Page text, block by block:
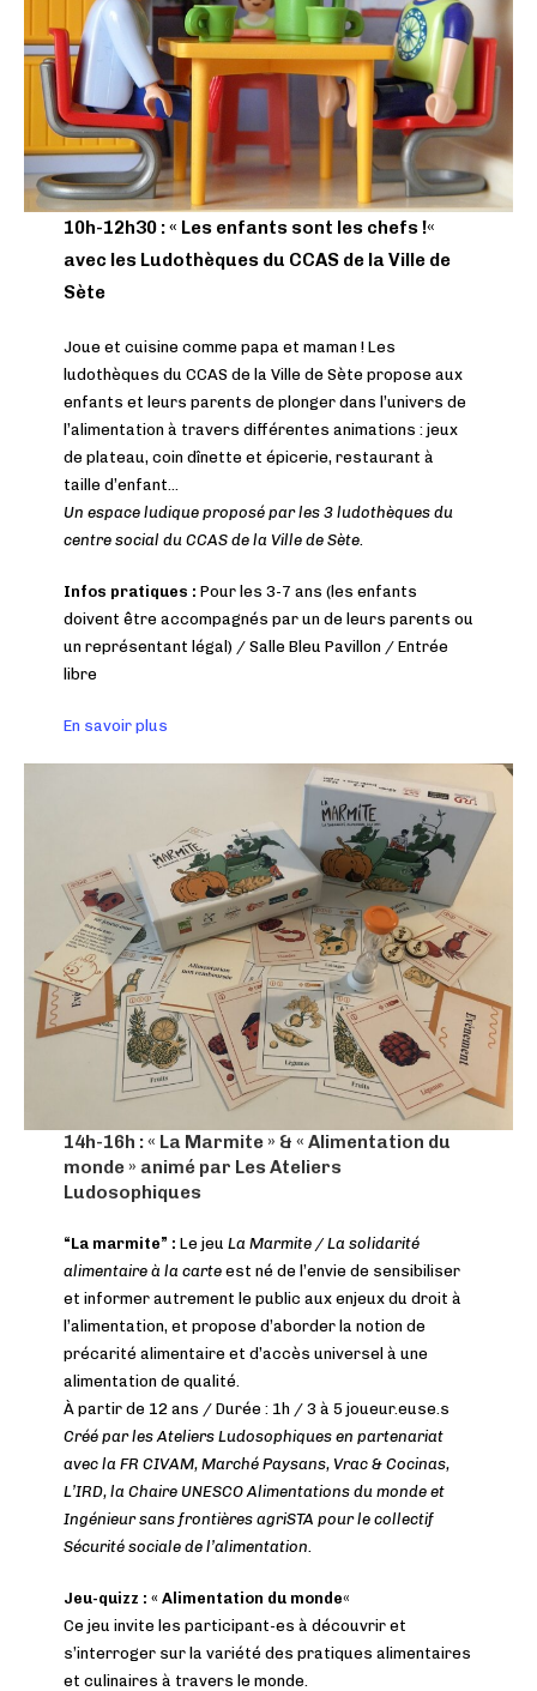
10h-12h30 :« Les enfants sont les chefs !«
avec les Ludothèques du CCAS de la Ville de
Sète
Joue et cuisine comme papa et maman ! Les
ludothèques du CCAS de la Ville de Sète propose aux
enfants et leurs parents de plonger dans l’univers de
l’alimentation à travers différentes animations : jeux
de plateau, coin dînette et épicerie, restaurant à
taille d’enfant…
Un espace ludique proposé par les 3 ludothèques du
centre social du CCAS de la Ville de Sète.
Infos pratiques : Pour les 3-7 ans (les enfants
doivent être accompagnés par un de leurs parents ou
un représentant légal) / Salle Bleu Pavillon / Entrée
libre
En savoir plus
14h-16h : « La Marmite » & « Alimentation du
monde » animé par Les Ateliers
Ludosophiques
“La marmite” : Le jeu La Marmite / La solidarité
alimentaire à la carteest né de l’envie de sensibiliser
et informer autrement le public aux enjeux du droit à
l’alimentation, et propose d’aborder la notion de
précarité alimentaire et d’accès universel à une
alimentation de qualité.
À partir de 12 ans / Durée : 1h / 3 à 5 joueur.euse.s
Créé par les Ateliers Ludosophiques en partenariat
avec la FR CIVAM, Marché Paysans, Vrac & Cocinas,
L’IRD, la Chaire UNESCO Alimentations du monde et
Ingénieur sans frontières agriSTA pour le collectif
Sécurité sociale de l’alimentation.
Jeu-quizz : « Alimentation du monde«
Ce jeu invite les participant-es à découvrir et
s’interroger sur la variété des pratiques alimentaires
et culinaires à travers le monde.